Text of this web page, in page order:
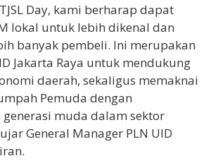
Day, kami berharap dapat
lokal untuk lebih dikenal dan
banyak pembeli. Ini merupakan
Jakarta Raya untuk mendukung
daerah, sekaligus memaknai
Pemuda dengan
muda dalam sektor
General Manager PLN UID